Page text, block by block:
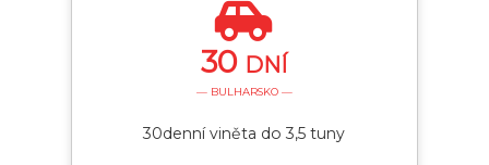
30 DNÍ
— BULHARSKO —
30denní viněta do 3,5 tuny